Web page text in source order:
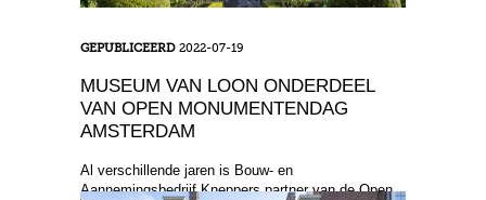
GEPUBLICEERD 2022-07-19
MUSEUM VAN LOON ONDERDEEL
VAN OPEN MONUMENTENDAG
AMSTERDAM
Al verschillende jaren is Bouw- en
Aannemingsbedrijf Kneppers partner van de Open